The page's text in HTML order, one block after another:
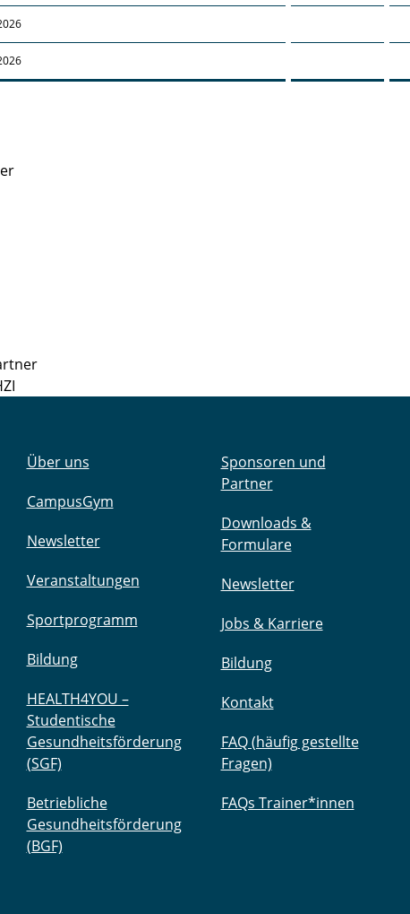
Über uns
CampusGym
Newsletter
Veranstaltungen
Sportprogramm
Bildung
HEALTH4YOU –
Studentische
Gesundheitsförderung
(SGF)
Betriebliche
Gesundheitsförderung
(BGF)
Sponsoren und
Partner
Downloads &
Formulare
Newsletter
Jobs & Karriere
Bildung
Kontakt
FAQ (häufig gestellte
Fragen)
FAQs Trainer*innen